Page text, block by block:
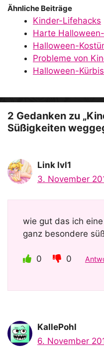
Ähnliche Beiträge
Kinder-Lifehacks
Harte
Halloween-
Probleme von
Halloween-
2 Gedanken zu
Süßigkeiten
Link lvl1
3. November
wie gut das ich
ganz besondere
0 0
KallePohl
6. November